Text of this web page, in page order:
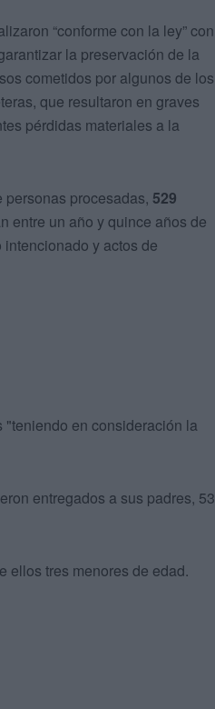
“conforme con la ley” con
la preservación de la
cometidos por algunos de los
que resultaron en graves
pérdidas materiales a la
procesadas, 529
entre un año y quince años de
y actos de
en consideración la
entregados a sus padres, 53
ellos tres menores de edad.